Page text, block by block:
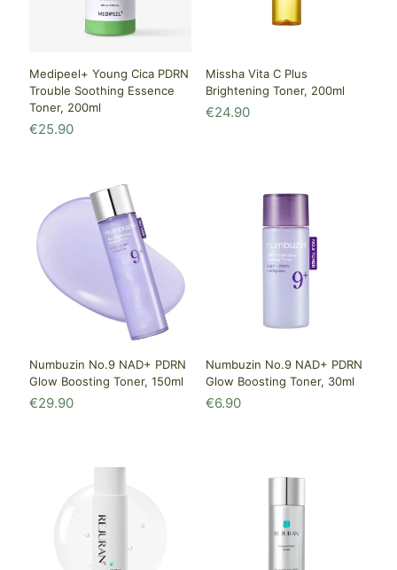
Medipeel+ Young Cica PDRN
Trouble Soothing Essence
Toner, 200ml
€25.90
Missha Vita C Plus
Brightening Toner, 200ml
€24.90
Numbuzin No.9 NAD+ PDRN
Glow Boosting Toner, 150ml
€29.90
Numbuzin No.9 NAD+ PDRN
Glow Boosting Toner, 30ml
€6.90